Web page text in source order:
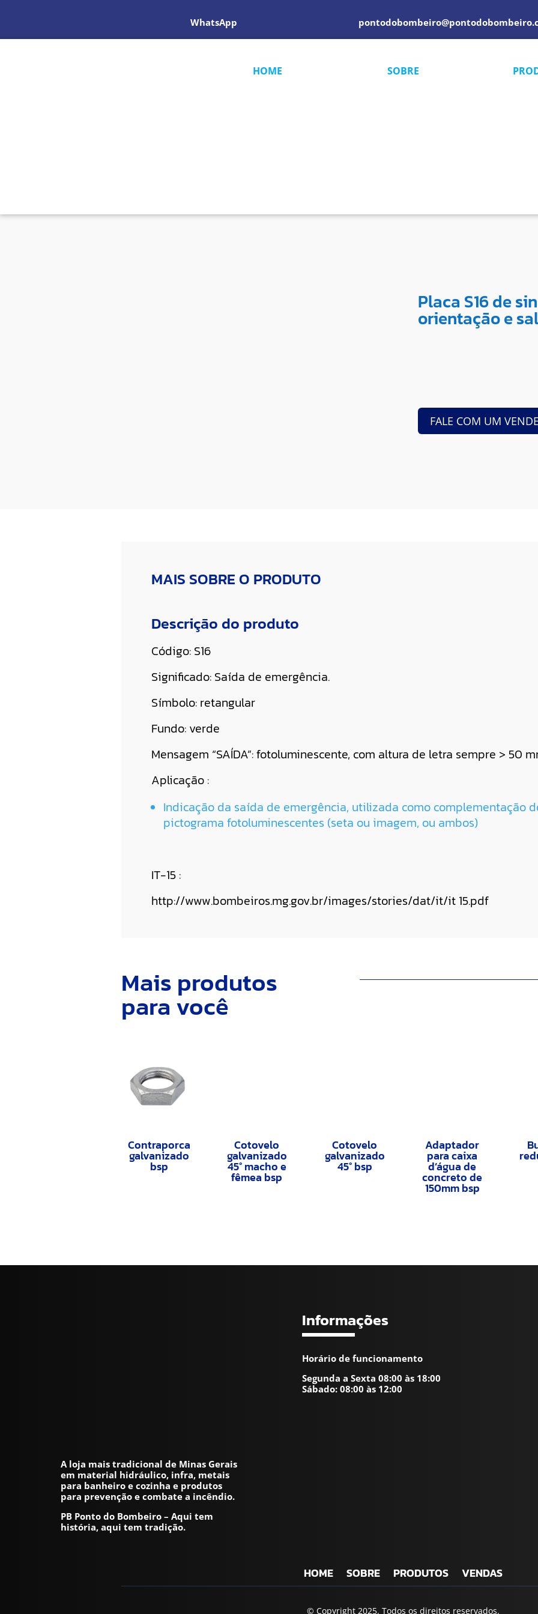
WhatsApp
HOME SOBRE
Placa S16 de
orientação e
FALE COM UM
MAIS SOBRE O PRODUTO
Descrição do produto
Código: S16
Significado: Saída de emergência.
Símbolo: retangular
Fundo: verde
Mensagem “SAÍDA”: fotoluminescente, com altura de letra sempre > 50
Aplicação :
Indicação da saída de emergência, utilizada como complementação
pictograma fotoluminescentes (seta ou imagem, ou ambos)
IT-15 :
http://www.bombeiros.mg.gov.br/images/stories/dat/it/it 15.pdf
Mais produtos
para você
Contraporca
galvanizado
bsp
Cotovelo
galvanizado
45° macho e
fêmea bsp
Cotovelo
galvanizado
45° bsp
Adaptador
para caixa
d’água de
concreto de
150mm bsp
A loja mais tradicional de Minas Gerais
em material hidráulico, infra, metais
para banheiro e cozinha e produtos
para prevenção e combate a incêndio.
PB Ponto do Bombeiro – Aqui tem
história, aqui tem tradição.
Informações
Horário de funcionamento
Segunda a Sexta 08:00 às 18:00
Sábado: 08:00 às 12:00
HOME SOBRE PRODUTOS VENDAS
© Copyright 2025. Todos os direitos reservados.